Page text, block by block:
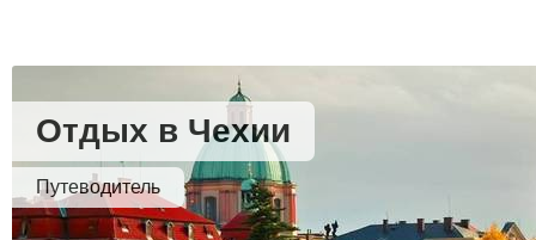
Отдых в Чехии
Путеводитель